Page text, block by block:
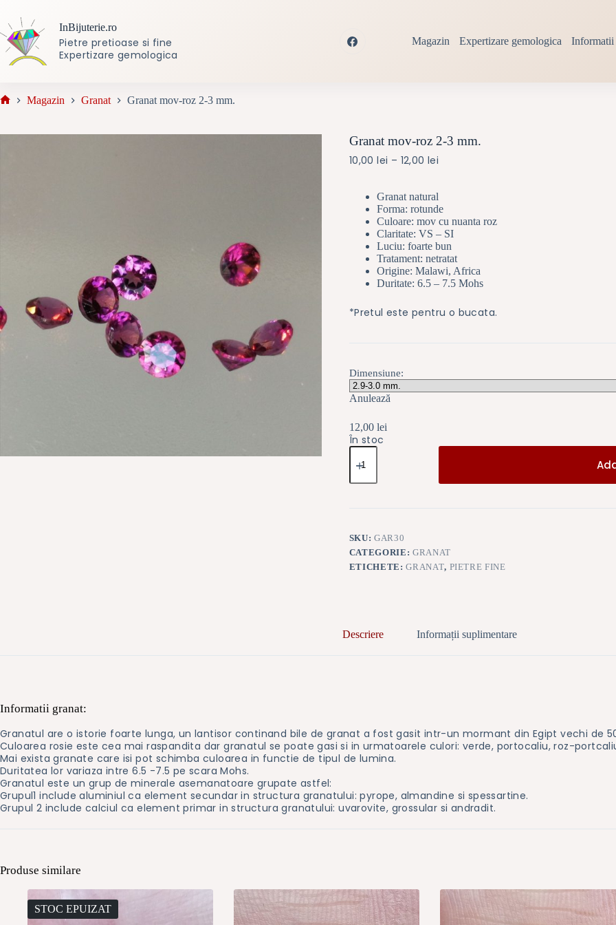
conținut
InBijuterie.ro
Pietre pretioase si fine
Expertizare gemologica
Magazin Expertizare gemologica Informatii
Magazin Granat Granat mov-roz 2-3 mm.
Granat mov-roz 2-3 mm.
10,00lei – 12,00lei
10,00 lei
până
la
12,00 lei
Granat natural
Forma: rotunde
Culoare: mov cu nuanta roz
Claritate: VS – SI
Luciu: foarte bun
Tratament: netratat
Origine: Malawi, Africa
Duritate: 6.5 – 7.5 Mohs
*Pretul este pentru o bucata.
Dimensiune:
Anulează
12,00 lei
În stoc
Cantitate
Granat
roz
SKU:GAR30
CATEGORIE: GRANAT
ETICHETE:GRANAT, PIETRE FINE
Descriere Informații suplimentare
Informatii granat:
Granatul are o istorie foarte lunga, un lantisor continand bile de granat a fost gasit intr-un mormant din Egipt vechi de
Culoarea rosie este cea mai raspandita dar granatul se poate gasi si in urmatoarele culori: verde, portocaliu, roz-
Mai exista granate care isi pot schimba culoarea in functie de tipul de lumina.
Duritatea lor variaza intre 6.5 -7.5 pe scara Mohs.
Granatul este un grup de minerale asemanatoare grupate astfel:
Grupul1 include aluminiul ca element secundar in structura granatului: pyrope, almandine si spessartine.
Grupul 2 include calciul ca element primar in structura granatului: uvarovite, grossular si andradit.
Produse similare
STOC EPUIZAT